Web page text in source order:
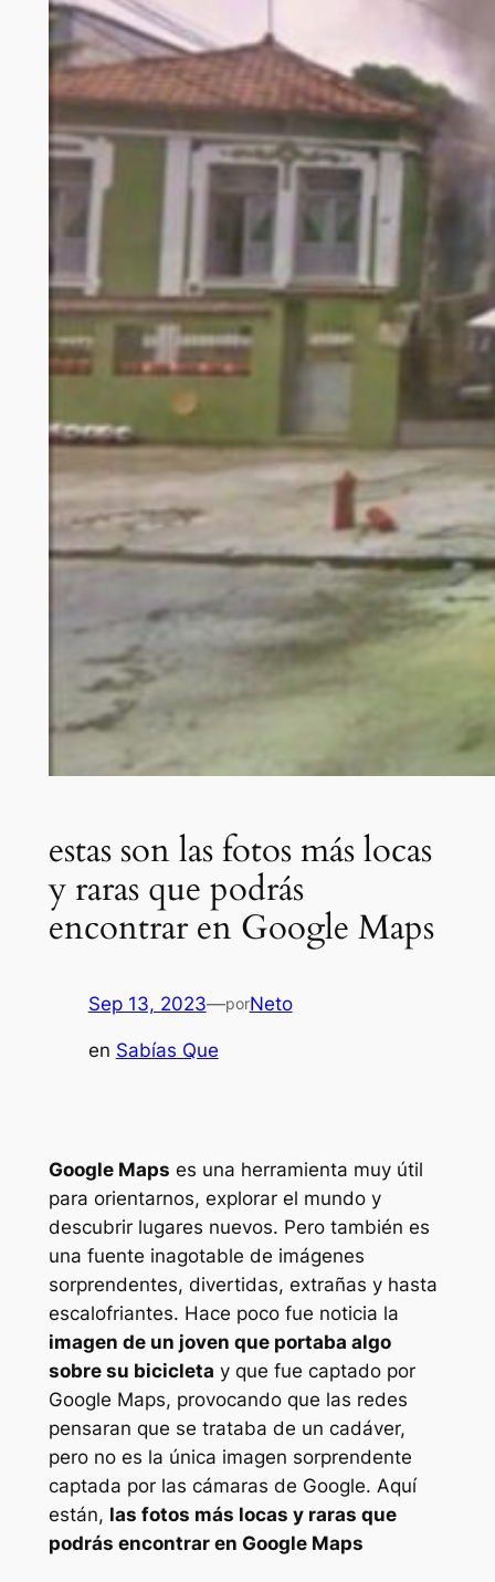
estas son las fotos más locas
y raras que podrás
encontrar en Google Maps
Sep 13, 2023—porNeto
en Sabías Que
Google Maps es una herramienta muy útil
para orientarnos, explorar el mundo y
descubrir lugares nuevos. Pero también es
una fuente inagotable de imágenes
sorprendentes, divertidas, extrañas y hasta
escalofriantes. Hace poco fue noticia la
imagen de un joven que portaba algo
sobre su bicicleta y que fue captado por
Google Maps, provocando que las redes
pensaran que se trataba de un cadáver,
pero no es la única imagen sorprendente
captada por las cámaras de Google. Aquí
están, las fotos más locas y raras que
podrás encontrar en Google Maps